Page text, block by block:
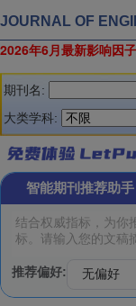
JOURNAL OF
2026年6月最新影响因
期刊名:
大类学科:
智能期刊推荐助手
推荐偏好: